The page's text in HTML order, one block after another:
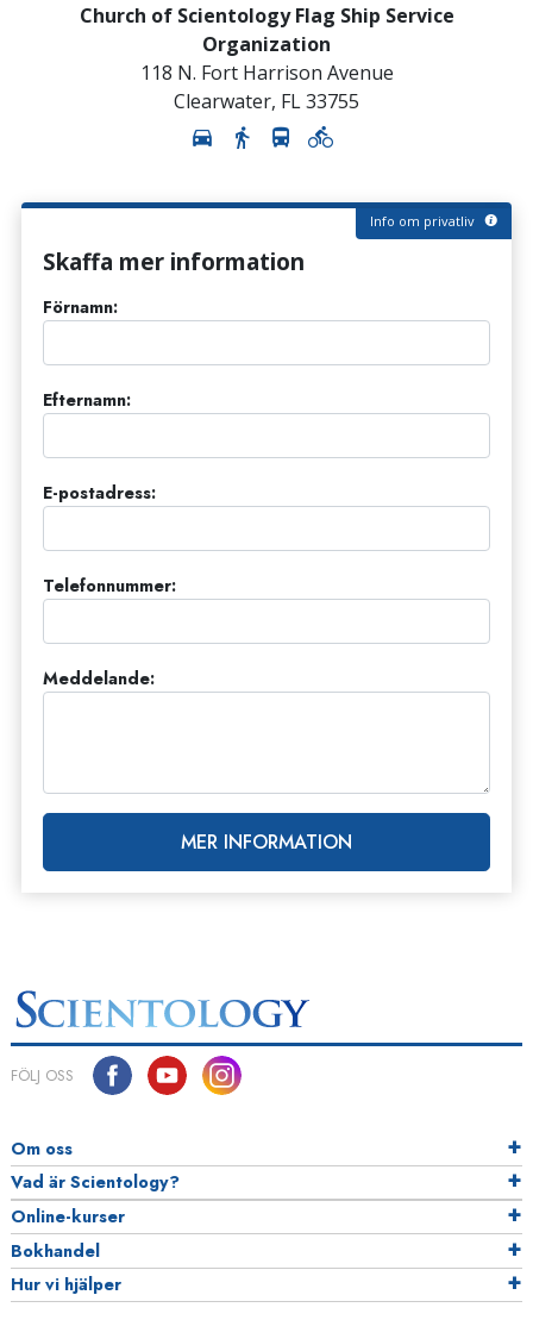
Church of Scientology Flag Ship Service
Organization
118 N. Fort Harrison Avenue
Clearwater, FL33755
Info om privatliv
Skaffa mer information
Förnamn:
Efternamn:
E-postadress:
Telefonnummer:
Meddelande:
MER INFORMATION
FÖLJ OSS
Om oss
Vad är Scientology?
Online-kurser
Bokhandel
Hur vi hjälper